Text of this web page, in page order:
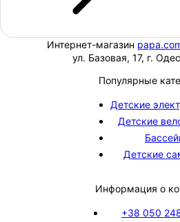
Интернет-магазин
ул. Базовая, 17, г.
Популярные
Детские
Детские
Детские
Информация о
+38 050